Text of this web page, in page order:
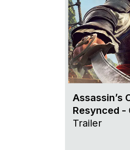
Assassin’s
Resynced -
Trailer